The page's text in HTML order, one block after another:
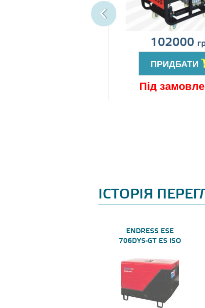
102000
ПРИДБАТИ
Під
ІСТОРІЯ
ENDRESS ESE
706DYS-GT ES ISO